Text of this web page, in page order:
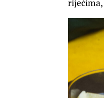
riječima,